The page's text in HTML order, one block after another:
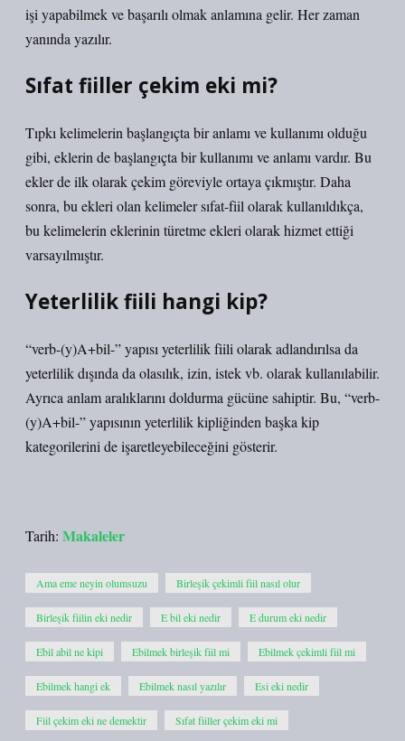
işi yapabilmek ve başarılı olmak anlamına gelir. Her zaman
yanında yazılır.
Sıfat fiiller çekim eki mi?
Tıpkı kelimelerin başlangıçta bir anlamı ve kullanımı olduğu
gibi, eklerin de başlangıçta bir kullanımı ve anlamı vardır. Bu
ekler de ilk olarak çekim göreviyle ortaya çıkmıştır. Daha
sonra, bu ekleri olan kelimeler sıfat-fiil olarak kullanıldıkça,
bu kelimelerin eklerinin türetme ekleri olarak hizmet ettiği
varsayılmıştır.
Yeterlilik fiili hangi kip?
“verb-(y)A+bil-” yapısı yeterlilik fiili olarak adlandırılsa da
yeterlilik dışında da olasılık, izin, istek vb. olarak kullanılabilir.
Ayrıca anlam aralıklarını doldurma gücüne sahiptir. Bu, “verb-
(y)A+bil-” yapısının yeterlilik kipliğinden başka kip
kategorilerini de işaretleyebileceğini gösterir.
Tarih: Makaleler
Ama eme neyin olumsuzu Birleşik çekimli fiil nasıl olur
Birleşik fiilin eki nedir E bil eki nedir E durum eki nedir
Ebil abil ne kipi Ebilmek birleşik fiil mi Ebilmek çekimli fiil mi
Ebilmek hangi ek Ebilmek nasıl yazılır Esi eki nedir
Fiil çekim eki ne demektir Sıfat fiiller çekim eki mi